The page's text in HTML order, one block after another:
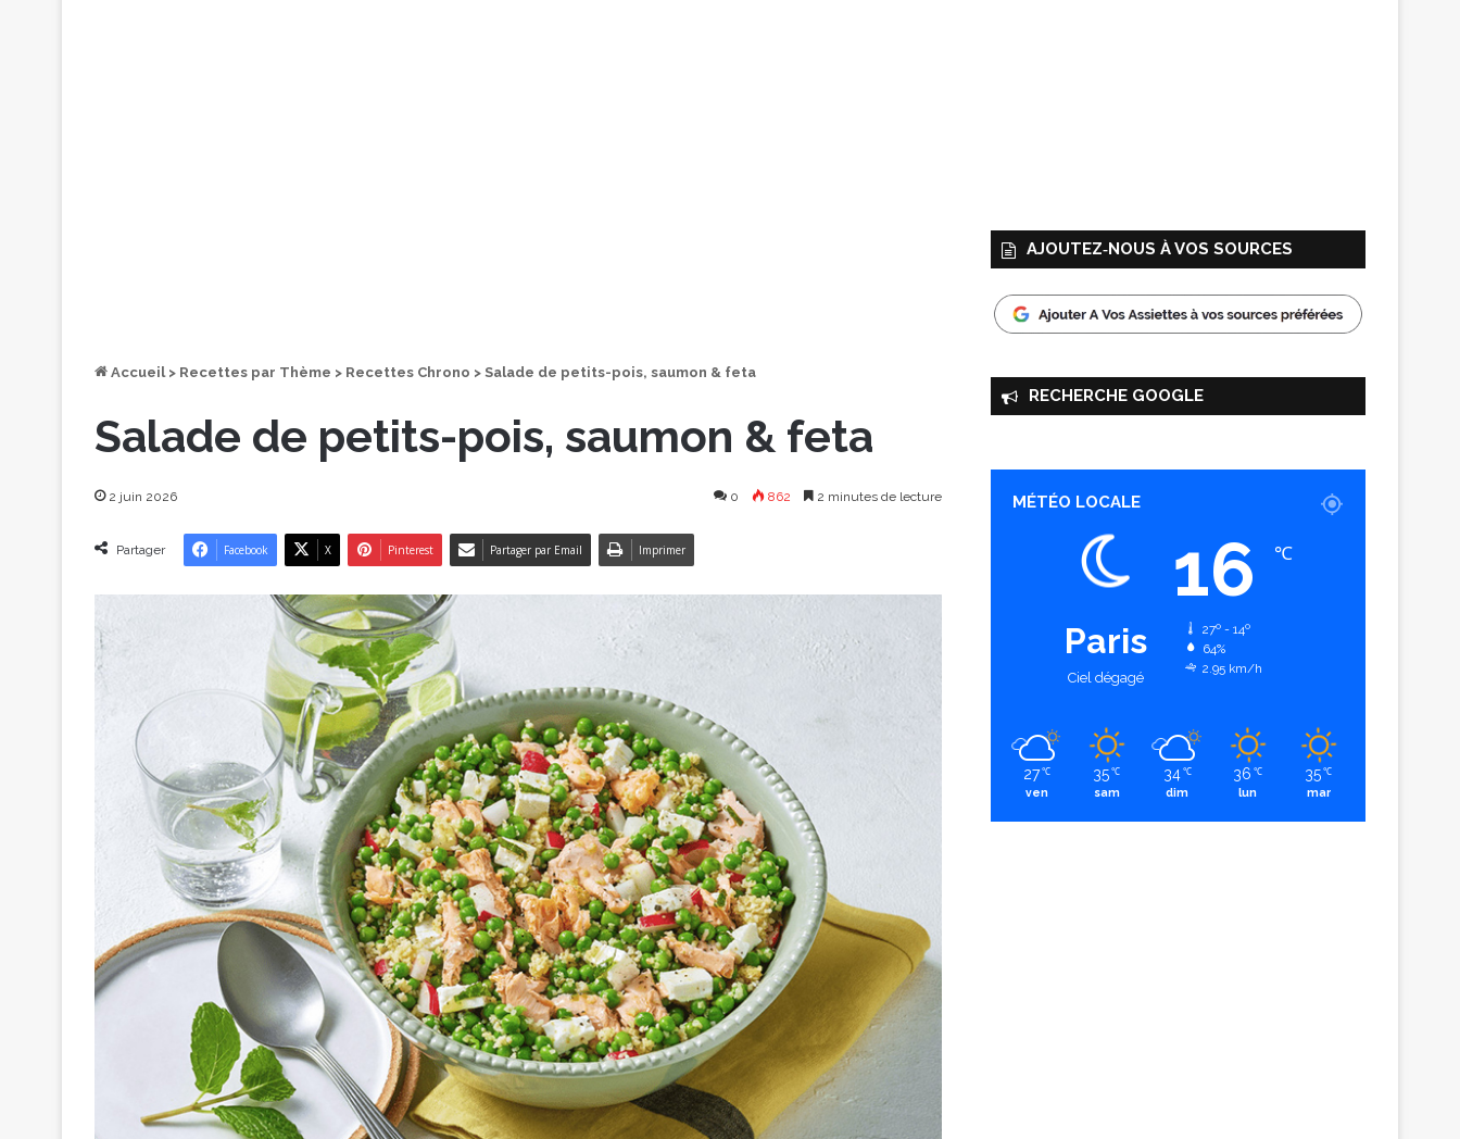
Accueil > Recettes par Thème > Recettes Chrono > Salade de petits-pois, saumon & feta
Salade de petits-pois, saumon & feta
2 juin 2026 0 862 2 minutes de lecture
Partager Facebook X Pinterest Partager par Email Imprimer
AJOUTEZ‑NOUS À VOS SOURCES
RECHERCHE GOOGLE
MÉTÉO LOCALE
Paris
Ciel dégagé
16 ℃
27º - 14º
64%
2.95 km/h
27 ℃
ven
35 ℃
sam
34 ℃
dim
36 ℃
lun
35 ℃
mar